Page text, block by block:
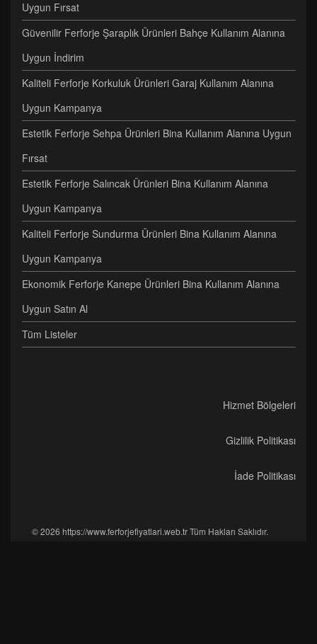
Uygun Fırsat
Güvenilir Ferforje Şaraplık Ürünleri Bahçe Kullanım Alanına
Uygun İndirim
Kaliteli Ferforje Korkuluk Ürünleri Garaj Kullanım Alanına
Uygun Kampanya
Estetik Ferforje Sehpa Ürünleri Bina Kullanım Alanına Uygun
Fırsat
Estetik Ferforje Salıncak Ürünleri Bina Kullanım Alanına
Uygun Kampanya
Kaliteli Ferforje Sundurma Ürünleri Bina Kullanım Alanına
Uygun Kampanya
Ekonomik Ferforje Kanepe Ürünleri Bina Kullanım Alanına
Uygun Satın Al
Tüm Listeler
Hizmet Bölgeleri
Gizlilik Politikası
İade Politikası
© 2026 https://www.ferforjefiyatlari.web.tr Tüm Hakları Saklıdır.